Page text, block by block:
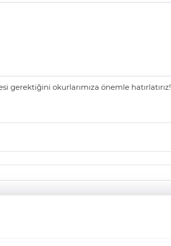
gerektiğini okurlarımıza önemle hatırlatırız!